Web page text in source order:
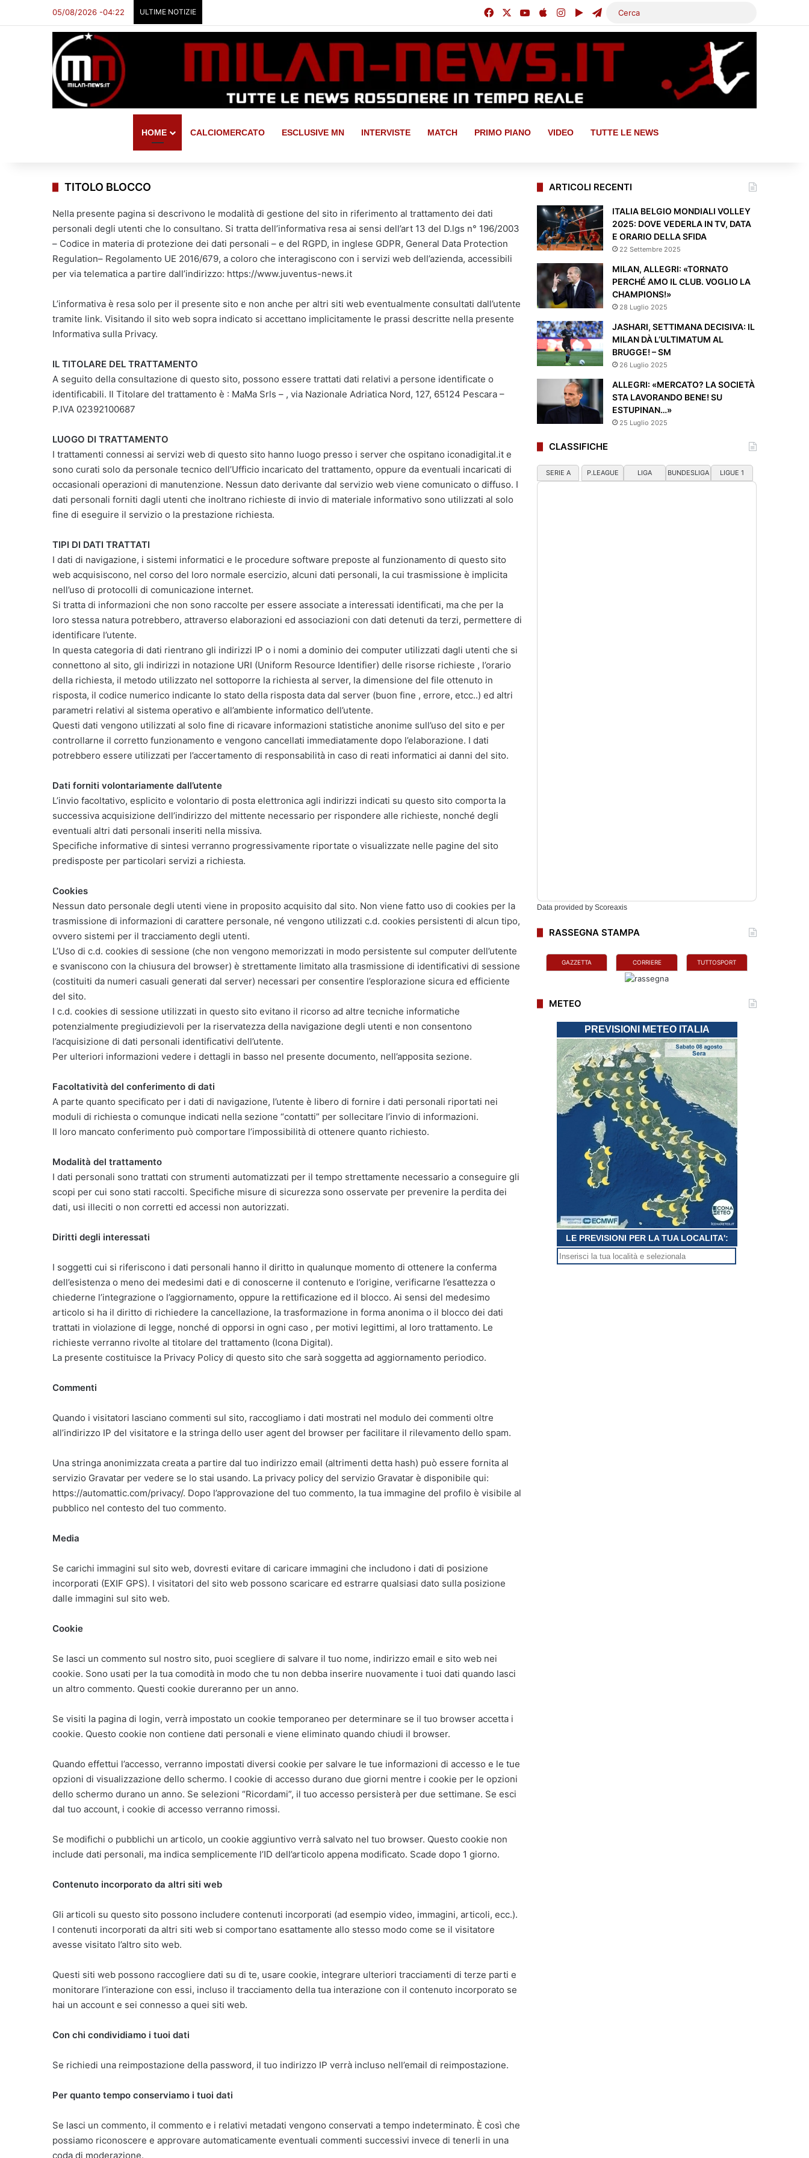
05/08/2026 -04:22 ULTIME NOTIZIE Facebook You Tube
Apple Instagram
Google Play
Telegram
HOME CALCIOMERCATO ESCLUSIVE MN INTERVISTE MATCH PRIMO PIANO VIDEO TUTTE LE NEWS
TITOLO BLOCCO
Nella presente pagina si descrivono le modalità di gestione del sito in riferimento al trattamento dei dati
personali degli utenti che lo consultano. Si tratta dell’informativa resa ai sensi dell’art 13 del D.lgs n° 196/2003
– Codice in materia di protezione dei dati personali – e del RGPD, in inglese GDPR, General Data Protection
Regulation– Regolamento UE 2016/679, a coloro che interagiscono con i servizi web dell’azienda, accessibili
per via telematica a partire dall’indirizzo: https://www.juventus-news.it
L’informativa è resa solo per il presente sito e non anche per altri siti web eventualmente consultati dall’utente
tramite link. Visitando il sito web sopra indicato si accettano implicitamente le prassi descritte nella presente
Informativa sulla Privacy.
IL TITOLARE DEL TRATTAMENTO
A seguito della consultazione di questo sito, possono essere trattati dati relativi a persone identificate o
identificabili. Il Titolare del trattamento è : MaMa Srls – , via Nazionale Adriatica Nord, 127, 65124 Pescara –
P.IVA 02392100687
LUOGO DI TRATTAMENTO
I trattamenti connessi ai servizi web di questo sito hanno luogo presso i server che ospitano iconadigital.it e
sono curati solo da personale tecnico dell’Ufficio incaricato del trattamento, oppure da eventuali incaricati di
occasionali operazioni di manutenzione. Nessun dato derivante dal servizio web viene comunicato o diffuso. I
dati personali forniti dagli utenti che inoltrano richieste di invio di materiale informativo sono utilizzati al solo
fine di eseguire il servizio o la prestazione richiesta.
TIPI DI DATI TRATTATI
I dati di navigazione, i sistemi informatici e le procedure software preposte al funzionamento di questo sito
web acquisiscono, nel corso del loro normale esercizio, alcuni dati personali, la cui trasmissione è implicita
nell’uso di protocolli di comunicazione internet.
Si tratta di informazioni che non sono raccolte per essere associate a interessati identificati, ma che per la
loro stessa natura potrebbero, attraverso elaborazioni ed associazioni con dati detenuti da terzi, permettere di
identificare l’utente.
In questa categoria di dati rientrano gli indirizzi IP o i nomi a dominio dei computer utilizzati dagli utenti che si
connettono al sito, gli indirizzi in notazione URI (Uniform Resource Identifier) delle risorse richieste , l’orario
della richiesta, il metodo utilizzato nel sottoporre la richiesta al server, la dimensione del file ottenuto in
risposta, il codice numerico indicante lo stato della risposta data dal server (buon fine , errore, etcc..) ed altri
parametri relativi al sistema operativo e all’ambiente informatico dell’utente.
Questi dati vengono utilizzati al solo fine di ricavare informazioni statistiche anonime sull’uso del sito e per
controllarne il corretto funzionamento e vengono cancellati immediatamente dopo l’elaborazione. I dati
potrebbero essere utilizzati per l’accertamento di responsabilità in caso di reati informatici ai danni del sito.
Dati forniti volontariamente dall’utente
L’invio facoltativo, esplicito e volontario di posta elettronica agli indirizzi indicati su questo sito comporta la
successiva acquisizione dell’indirizzo del mittente necessario per rispondere alle richieste, nonché degli
eventuali altri dati personali inseriti nella missiva.
Specifiche informative di sintesi verranno progressivamente riportate o visualizzate nelle pagine del sito
predisposte per particolari servizi a richiesta.
Cookies
Nessun dato personale degli utenti viene in proposito acquisito dal sito. Non viene fatto uso di cookies per la
trasmissione di informazioni di carattere personale, né vengono utilizzati c.d. cookies persistenti di alcun tipo,
ovvero sistemi per il tracciamento degli utenti.
L’Uso di c.d. cookies di sessione (che non vengono memorizzati in modo persistente sul computer dell’utente
e svaniscono con la chiusura del browser) è strettamente limitato alla trasmissione di identificativi di sessione
(costituiti da numeri casuali generati dal server) necessari per consentire l’esplorazione sicura ed efficiente
del sito.
I c.d. cookies di sessione utilizzati in questo sito evitano il ricorso ad altre tecniche informatiche
potenzialmente pregiudizievoli per la riservatezza della navigazione degli utenti e non consentono
l’acquisizione di dati personali identificativi dell’utente.
Per ulteriori informazioni vedere i dettagli in basso nel presente documento, nell’apposita sezione.
Facoltatività del conferimento di dati
A parte quanto specificato per i dati di navigazione, l’utente è libero di fornire i dati personali riportati nei
moduli di richiesta o comunque indicati nella sezione “contatti” per sollecitare l’invio di informazioni.
Il loro mancato conferimento può comportare l’impossibilità di ottenere quanto richiesto.
Modalità del trattamento
I dati personali sono trattati con strumenti automatizzati per il tempo strettamente necessario a conseguire gli
scopi per cui sono stati raccolti. Specifiche misure di sicurezza sono osservate per prevenire la perdita dei
dati, usi illeciti o non corretti ed accessi non autorizzati.
Diritti degli interessati
I soggetti cui si riferiscono i dati personali hanno il diritto in qualunque momento di ottenere la conferma
dell’esistenza o meno dei medesimi dati e di conoscerne il contenuto e l’origine, verificarne l’esattezza o
chiederne l’integrazione o l’aggiornamento, oppure la rettificazione ed il blocco. Ai sensi del medesimo
articolo si ha il diritto di richiedere la cancellazione, la trasformazione in forma anonima o il blocco dei dati
trattati in violazione di legge, nonché di opporsi in ogni caso , per motivi legittimi, al loro trattamento. Le
richieste verranno rivolte al titolare del trattamento (Icona Digital).
La presente costituisce la Privacy Policy di questo sito che sarà soggetta ad aggiornamento periodico.
Commenti
Quando i visitatori lasciano commenti sul sito, raccogliamo i dati mostrati nel modulo dei commenti oltre
all’indirizzo IP del visitatore e la stringa dello user agent del browser per facilitare il rilevamento dello spam.
Una stringa anonimizzata creata a partire dal tuo indirizzo email (altrimenti detta hash) può essere fornita al
servizio Gravatar per vedere se lo stai usando. La privacy policy del servizio Gravatar è disponibile qui:
https://automattic.com/privacy/. Dopo l’approvazione del tuo commento, la tua immagine del profilo è visibile al
pubblico nel contesto del tuo commento.
Media
Se carichi immagini sul sito web, dovresti evitare di caricare immagini che includono i dati di posizione
incorporati (EXIF GPS). I visitatori del sito web possono scaricare ed estrarre qualsiasi dato sulla posizione
dalle immagini sul sito web.
Cookie
Se lasci un commento sul nostro sito, puoi scegliere di salvare il tuo nome, indirizzo email e sito web nei
cookie. Sono usati per la tua comodità in modo che tu non debba inserire nuovamente i tuoi dati quando lasci
un altro commento. Questi cookie dureranno per un anno.
Se visiti la pagina di login, verrà impostato un cookie temporaneo per determinare se il tuo browser accetta i
cookie. Questo cookie non contiene dati personali e viene eliminato quando chiudi il browser.
Quando effettui l’accesso, verranno impostati diversi cookie per salvare le tue informazioni di accesso e le tue
opzioni di visualizzazione dello schermo. I cookie di accesso durano due giorni mentre i cookie per le opzioni
dello schermo durano un anno. Se selezioni “Ricordami”, il tuo accesso persisterà per due settimane. Se esci
dal tuo account, i cookie di accesso verranno rimossi.
Se modifichi o pubblichi un articolo, un cookie aggiuntivo verrà salvato nel tuo browser. Questo cookie non
include dati personali, ma indica semplicemente l’ID dell’articolo appena modificato. Scade dopo 1 giorno.
Contenuto incorporato da altri siti web
Gli articoli su questo sito possono includere contenuti incorporati (ad esempio video, immagini, articoli, ecc.).
I contenuti incorporati da altri siti web si comportano esattamente allo stesso modo come se il visitatore
avesse visitato l’altro sito web.
Questi siti web possono raccogliere dati su di te, usare cookie, integrare ulteriori tracciamenti di terze parti e
monitorare l’interazione con essi, incluso il tracciamento della tua interazione con il contenuto incorporato se
hai un account e sei connesso a quei siti web.
Con chi condividiamo i tuoi dati
Se richiedi una reimpostazione della password, il tuo indirizzo IP verrà incluso nell’email di reimpostazione.
Per quanto tempo conserviamo i tuoi dati
Se lasci un commento, il commento e i relativi metadati vengono conservati a tempo indeterminato. È così che
possiamo riconoscere e approvare automaticamente eventuali commenti successivi invece di tenerli in una
coda di moderazione.
ARTICOLI RECENTI
ITALIA BELGIO MONDIALI VOLLEY
2025: DOVE VEDERLA IN TV, DATA
E ORARIO DELLA SFIDA
22 Settembre 2025
MILAN, ALLEGRI: «TORNATO
PERCHÉ AMO IL CLUB. VOGLIO LA
CHAMPIONS!»
28 Luglio 2025
JASHARI, SETTIMANA DECISIVA: IL
MILAN DÀ L’ULTIMATUM AL
BRUGGE! – SM
26 Luglio 2025
ALLEGRI: «MERCATO? LA SOCIETÀ
STA LAVORANDO BENE! SU
ESTUPINAN…»
25 Luglio 2025
CLASSIFICHE
SERIE A P.LEAGUE LIGA BUNDESLIGA LIGUE 1
Data provided by Scoreaxis
RASSEGNA STAMPA
GAZZETTA CORRIERE TUTTOSPORT
METEO